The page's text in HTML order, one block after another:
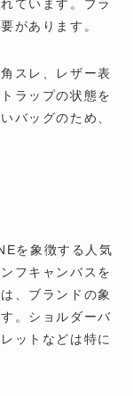
ています。ブラ
があります。
スレ、レザー表
ラップの状態を
バッグのため、
を象徴する人気
フキャンバスを
、ブランドの象
。ショルダーバ
ットなどは特に